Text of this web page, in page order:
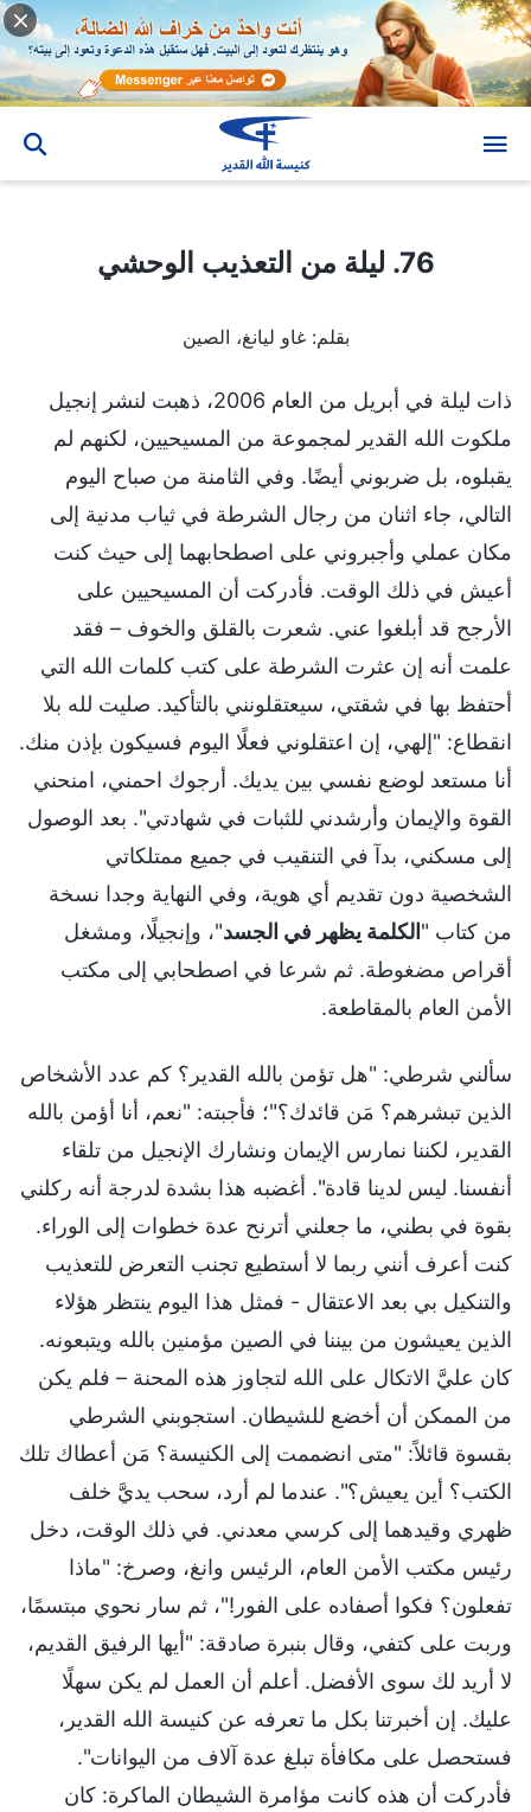
76. ليلة من التعذيب الوحشي
بقلم: غاو ليانغ، الصين
ذات ليلة في أبريل من العام 2006، ذهبت لنشر إنجيل
ملكوت الله القدير لمجموعة من المسيحيين، لكنهم لم
يقبلوه، بل ضربوني أيضًا. وفي الثامنة من صباح اليوم
التالي، جاء اثنان من رجال الشرطة في ثياب مدنية إلى
مكان عملي وأجبروني على اصطحابهما إلى حيث كنت
أعيش في ذلك الوقت. فأدركت أن المسيحيين على
الأرجح قد أبلغوا عني. شعرت بالقلق والخوف – فقد
علمت أنه إن عثرت الشرطة على كتب كلمات الله التي
أحتفظ بها في شقتي، سيعتقلونني بالتأكيد. صليت لله بلا
انقطاع: "إلهي، إن اعتقلوني فعلًا اليوم فسيكون بإذن منك.
أنا مستعد لوضع نفسي بين يديك. أرجوك احمني، امنحني
القوة والإيمان وأرشدني للثبات في شهادتي". بعد الوصول
إلى مسكني، بدآ في التنقيب في جميع ممتلكاتي
الشخصية دون تقديم أي هوية، وفي النهاية وجدا نسخة
من كتاب "الكلمة يظهر في الجسد"، وإنجيلًا، ومشغل
أقراص مضغوطة. ثم شرعا في اصطحابي إلى مكتب
الأمن العام بالمقاطعة.
سألني شرطي: "هل تؤمن بالله القدير؟ كم عدد الأشخاص
الذين تبشرهم؟ مَن قائدك؟"؛ فأجبته: "نعم، أنا أؤمن بالله
القدير، لكننا نمارس الإيمان ونشارك الإنجيل من تلقاء
أنفسنا. ليس لدينا قادة". أغضبه هذا بشدة لدرجة أنه ركلني
بقوة في بطني، ما جعلني أترنح عدة خطوات إلى الوراء.
كنت أعرف أنني ربما لا أستطيع تجنب التعرض للتعذيب
والتنكيل بي بعد الاعتقال - فمثل هذا اليوم ينتظر هؤلاء
الذين يعيشون من بيننا في الصين مؤمنين بالله ويتبعونه.
كان عليَّ الاتكال على الله لتجاوز هذه المحنة – فلم يكن
من الممكن أن أخضع للشيطان. استجوبني الشرطي
بقسوة قائلاً: "متى انضممت إلى الكنيسة؟ مَن أعطاك تلك
الكتب؟ أين يعيش؟". عندما لم أرد، سحب يديَّ خلف
ظهري وقيدهما إلى كرسي معدني. في ذلك الوقت، دخل
رئيس مكتب الأمن العام، الرئيس وانغ، وصرخ: "ماذا
تفعلون؟ فكوا أصفاده على الفور!"، ثم سار نحوي مبتسمًا،
وربت على كتفي، وقال بنبرة صادقة: "أيها الرفيق القديم،
لا أريد لك سوى الأفضل. أعلم أن العمل لم يكن سهلًا
عليك. إن أخبرتنا بكل ما تعرفه عن كنيسة الله القدير،
فستحصل على مكافأة تبلغ عدة آلاف من اليوانات".
فأدركت أن هذه كانت مؤامرة الشيطان الماكرة: كان